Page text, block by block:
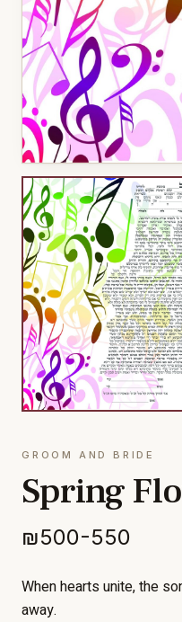
GROOM AND BRIDE
Spring
₪500-550
When hearts unite, the
away.